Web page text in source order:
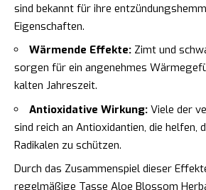
sind bekannt für ihre
Eigenschaften.
Wärmende Effekte: Zimt und
sorgen für ein angenehmes
kalten Jahreszeit.
Antioxidative Wirkung: Viele der
sind reich an Antioxidantien, die helfen,
Radikalen zu schützen.
Durch das Zusammenspiel dieser
regelmäßige Tasse Aloe Blossom